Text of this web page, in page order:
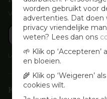
worden gebruikt voor
advertenties. Dat doen
privacy vriendelijke
weten? Lees dan ons
🌱 Klik op
en bloeien.
🌾 Klik op ‘Weigeren’
cookies wilt.
Voor wekelijkse aanbiedingen,
Lees onzePrivacyverklaring
Klantenservice